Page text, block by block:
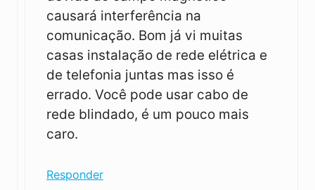
causará interferência na
comunicação. Bom já vi muitas
casas instalação de rede elétrica e
de telefonia juntas mas isso é
errado. Você pode usar cabo de
rede blindado, é um pouco mais
caro.
Responder